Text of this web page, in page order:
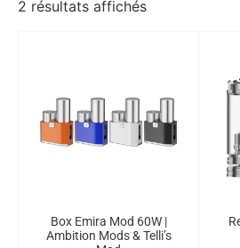
2 résultats affichés
Box Emira Mod 60W |
Ambition Mods & Telli’s